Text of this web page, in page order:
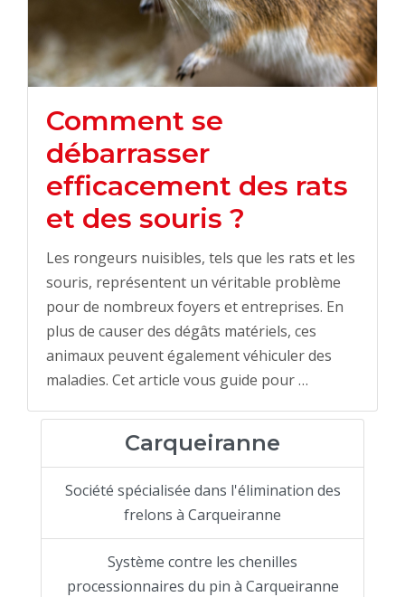
Comment se
débarrasser
efficacement des rats
et des souris ?
Les rongeurs nuisibles, tels que les rats et les
souris, représentent un véritable problème
pour de nombreux foyers et entreprises. En
plus de causer des dégâts matériels, ces
animaux peuvent également véhiculer des
maladies. Cet article vous guide pour …
Carqueiranne
Société spécialisée dans l'élimination des
frelons à Carqueiranne
Système contre les chenilles
processionnaires du pin à Carqueiranne